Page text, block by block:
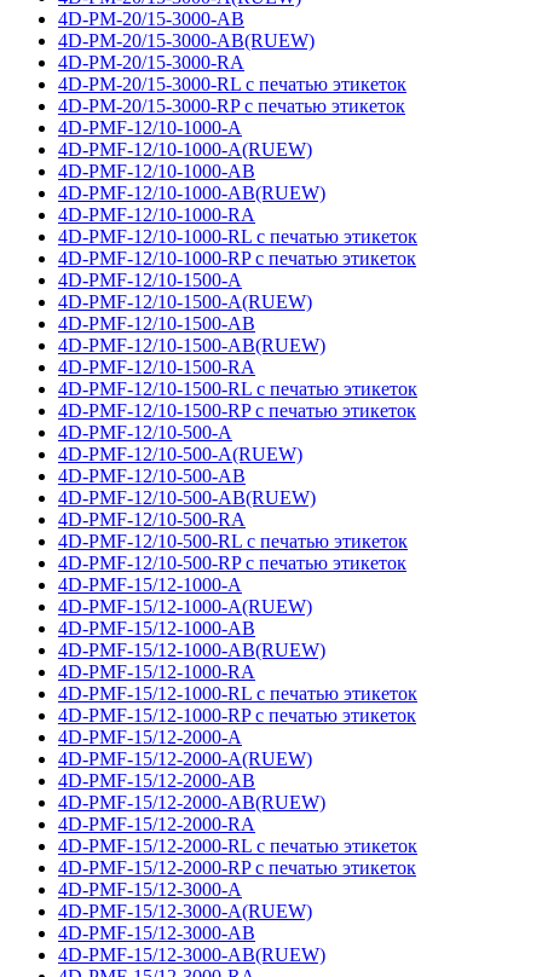
4D-PM-20/15-3000-AB
4D-PM-20/15-3000-AB(RUEW)
4D-PM-20/15-3000-RA
4D-PM-20/15-3000-RL с печатью этикеток
4D-PM-20/15-3000-RP с печатью этикеток
4D-PMF-12/10-1000-A
4D-PMF-12/10-1000-A(RUEW)
4D-PMF-12/10-1000-AB
4D-PMF-12/10-1000-AB(RUEW)
4D-PMF-12/10-1000-RA
4D-PMF-12/10-1000-RL с печатью этикеток
4D-PMF-12/10-1000-RP с печатью этикеток
4D-PMF-12/10-1500-A
4D-PMF-12/10-1500-A(RUEW)
4D-PMF-12/10-1500-AB
4D-PMF-12/10-1500-AB(RUEW)
4D-PMF-12/10-1500-RA
4D-PMF-12/10-1500-RL с печатью этикеток
4D-PMF-12/10-1500-RP с печатью этикеток
4D-PMF-12/10-500-A
4D-PMF-12/10-500-A(RUEW)
4D-PMF-12/10-500-AB
4D-PMF-12/10-500-AB(RUEW)
4D-PMF-12/10-500-RA
4D-PMF-12/10-500-RL с печатью этикеток
4D-PMF-12/10-500-RP с печатью этикеток
4D-PMF-15/12-1000-A
4D-PMF-15/12-1000-A(RUEW)
4D-PMF-15/12-1000-AB
4D-PMF-15/12-1000-AB(RUEW)
4D-PMF-15/12-1000-RA
4D-PMF-15/12-1000-RL с печатью этикеток
4D-PMF-15/12-1000-RP с печатью этикеток
4D-PMF-15/12-2000-A
4D-PMF-15/12-2000-A(RUEW)
4D-PMF-15/12-2000-AB
4D-PMF-15/12-2000-AB(RUEW)
4D-PMF-15/12-2000-RA
4D-PMF-15/12-2000-RL с печатью этикеток
4D-PMF-15/12-2000-RP с печатью этикеток
4D-PMF-15/12-3000-A
4D-PMF-15/12-3000-A(RUEW)
4D-PMF-15/12-3000-AB
4D-PMF-15/12-3000-AB(RUEW)